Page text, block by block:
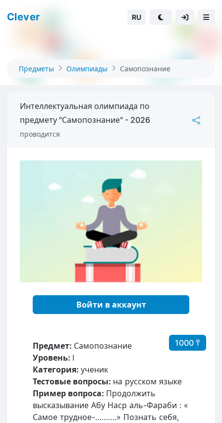
Clever RU
Предметы Олимпиады Самопознание
Интеллектуальная олимпиада по
предмету "Самопознание" - 2026
проводится
Войти в аккаунт
1000 ₸
Предмет: Самопознание
Уровень: I
Категория: ученик
Тестовые вопросы: на русском языке
Пример вопроса: Продолжить
высказывание Абу Наср аль-Фараби : «
Самое трудное-……….» Познать себя,